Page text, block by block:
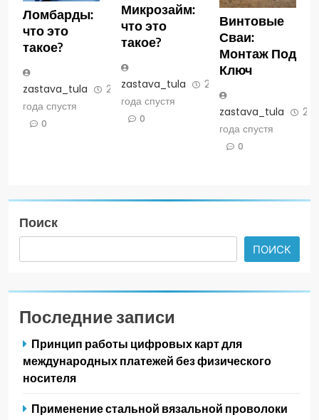
Ломбарды:
что это
такое?
zastava_tula
2
года спустя
0
Микрозайм:
что это
такое?
zastava_tula
2
года спустя
0
Винтовые
Сваи:
Монтаж Под
Ключ
zastava_tula
2
года спустя
0
Поиск
ПОИСК
Последние записи
Принцип работы цифровых карт для
международных платежей без физического
носителя
Применение стальной вязальной проволоки